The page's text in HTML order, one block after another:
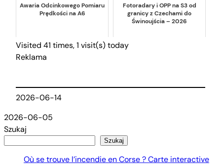
Awaria Odcinkowego Pomiaru
Prędkości na A6
Fotoradary i OPP na S3 od
granicy z Czechami do
Świnoujścia – 2026
Visited 41 times, 1 visit(s) today
Reklama
2026-06-14
2026-06-05
Szukaj
Szukaj
Où se trouve l’incendie en Corse ? Carte interactive